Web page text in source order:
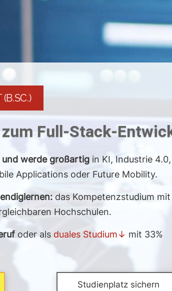
Full-Stack-
werde großartigin KI, Industrie
Applications oder Future Mobility.
das Kompetenz­studium mit
Hochschulen.
oder als duales Studium↓ mit 33%
Studienplatz sichern